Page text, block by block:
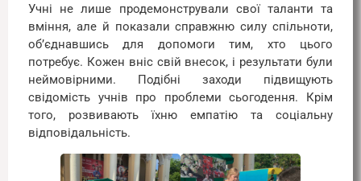
Учні не лише продемонстрували свої таланти та
вміння, але й показали справжню силу спільноти,
об’єднавшись для допомоги тим, хто цього
потребує. Кожен вніс свій внесок, і результати були
неймовірними. Подібні заходи підвищують
свідомість учнів про проблеми сьогодення. Крім
того, розвивають їхню емпатію та соціальну
відповідальність.